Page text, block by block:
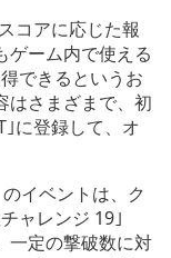
コアに応じた報
ゲーム内で使える
できるというお
はさまざまで、初
｣に登録して、オ
イベントは、ク
ャレンジ 19｣
一定の撃破数に対